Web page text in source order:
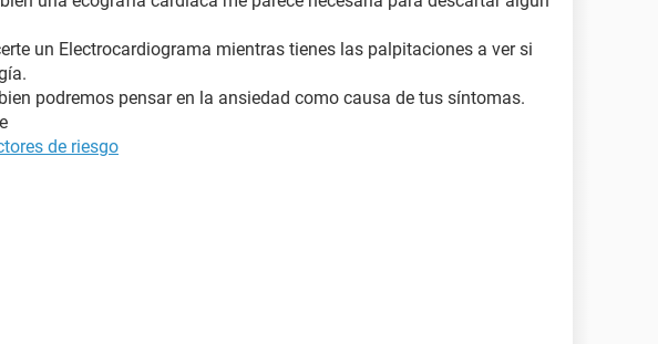
un Electrocardiograma mientras tienes las palpitaciones a ver si
podremos pensar en la ansiedad como causa de tus síntomas.
de riesgo